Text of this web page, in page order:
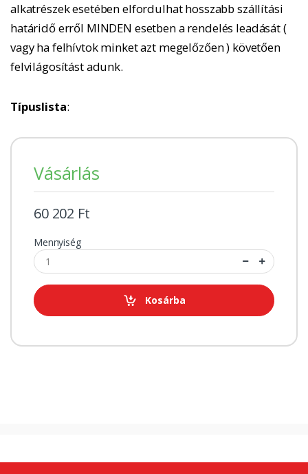
alkatrészek esetében elfordulhat hosszabb szállítási
határidő erről MINDEN esetben a rendelés leadását (
vagy ha felhívtok minket azt megelőzően ) követően
felvilágosítást adunk.
Típuslista:
Vásárlás
60 202 Ft
Mennyiség
Kosárba